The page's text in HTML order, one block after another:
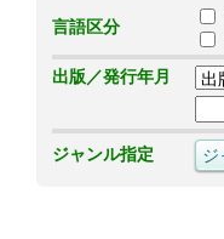
言語区分
出版／発行年月
ジャンル指定